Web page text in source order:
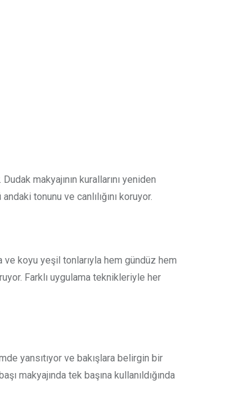
makyajının kurallarını yeniden
tonunu ve canlılığını koruyor.
koyu yeşil tonlarıyla hem gündüz hem
Farklı uygulama teknikleriyle her
yansıtıyor ve bakışlara belirgin bir
makyajında tek başına kullanıldığında